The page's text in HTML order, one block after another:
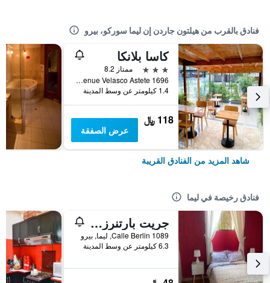
فنادق بالقرب من هيلتون جاردن إن ليما سوركو، بيرو
كاسا بلانكا
3 نجوم
ممتاز 8.2
Avenue Velasco Astete 1696, ليما, بيرو
1.4 كيلومتر عن وسط المدينة
118 ﷼
عرض الصفقة
شاهد المزيد من الفنادق القريبة
فنادق رخيصة في ليما
جريت بارتنرز هوستل
Calle Berlin 1089, ليما, بيرو
6.3 كيلومتر عن وسط المدينة